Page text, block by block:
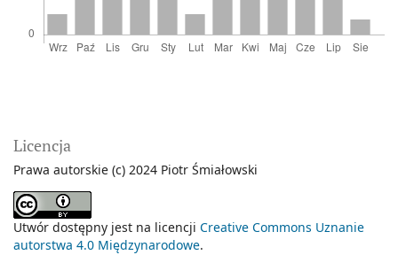
Licencja
Prawa autorskie (c) 2024 Piotr Śmiałowski
Utwór dostępny jest na licencji Creative Commons Uznanie
autorstwa 4.0 Międzynarodowe.